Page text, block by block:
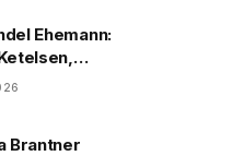
Ehemann:
Brantner